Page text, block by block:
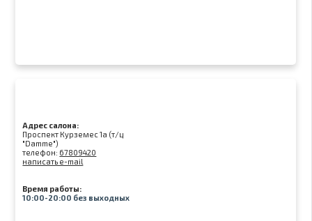
Адрес салона:
Проспект Курземес 1а (т/ц
"Damme")
телефон: 67809420
написать e-mail
Время работы:
10:00-20:00 без выходных